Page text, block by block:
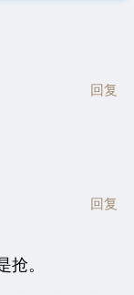
回复
回复
。